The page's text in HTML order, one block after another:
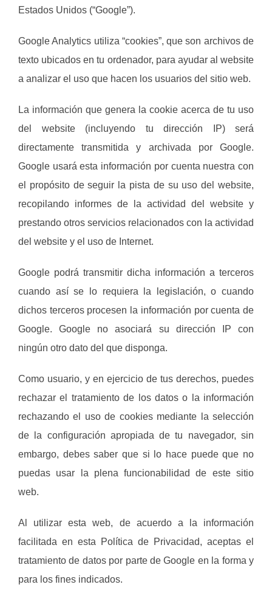
Estados Unidos (“Google”).
Google Analytics utiliza “cookies”, que son archivos de
texto ubicados en tu ordenador, para ayudar al website
a analizar el uso que hacen los usuarios del sitio web.
La información que genera la cookie acerca de tu uso
del website (incluyendo tu dirección IP) será
directamente transmitida y archivada por Google.
Google usará esta información por cuenta nuestra con
el propósito de seguir la pista de su uso del website,
recopilando informes de la actividad del website y
prestando otros servicios relacionados con la actividad
del website y el uso de Internet.
Google podrá transmitir dicha información a terceros
cuando así se lo requiera la legislación, o cuando
dichos terceros procesen la información por cuenta de
Google. Google no asociará su dirección IP con
ningún otro dato del que disponga.
Como usuario, y en ejercicio de tus derechos, puedes
rechazar el tratamiento de los datos o la información
rechazando el uso de cookies mediante la selección
de la configuración apropiada de tu navegador, sin
embargo, debes saber que si lo hace puede que no
puedas usar la plena funcionabilidad de este sitio
web.
Al utilizar esta web, de acuerdo a la información
facilitada en esta Política de Privacidad, aceptas el
tratamiento de datos por parte de Google en la forma y
para los fines indicados.